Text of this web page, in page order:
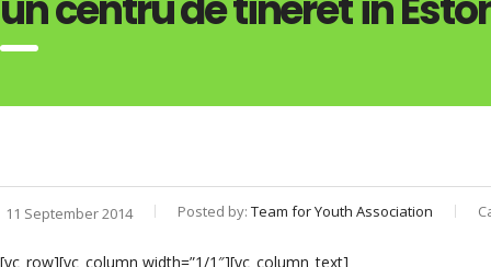
11 September 2014 Posted by: Team for Youth Association
[vc_row][vc_column width=”1/1″][vc_column_text]